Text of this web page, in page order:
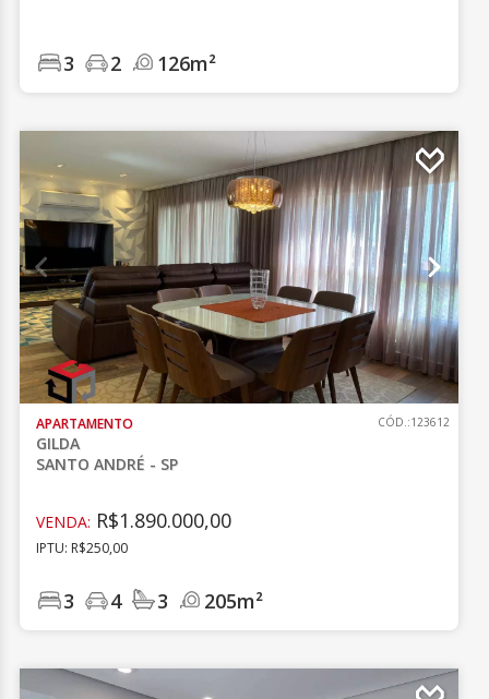
3 2 126m²
APARTAMENTO
GILDA
SANTO ANDRÉ - SP
CÓD.:123612
VENDA: R$1.890.000,00
IPTU: R$250,00
3 4 3 205m²